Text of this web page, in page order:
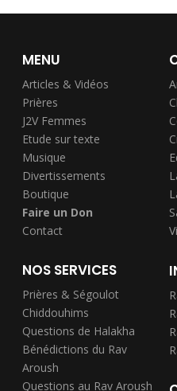
MENU
Articles & Vidéos
Prières
J2V Femmes
Etude sur texte
Musique
Divertissements
Boutique
Faire un Don
Contact
NOS SERVICES
Prières & Ségoulot
Chiddouhims
Questions de Halakha
Bénédictions du Rav
Aroush
Questions au Rav Aroush